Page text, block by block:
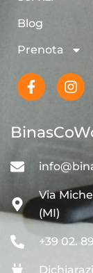
Blog
Prenota
Via
(MI)
+39 02.